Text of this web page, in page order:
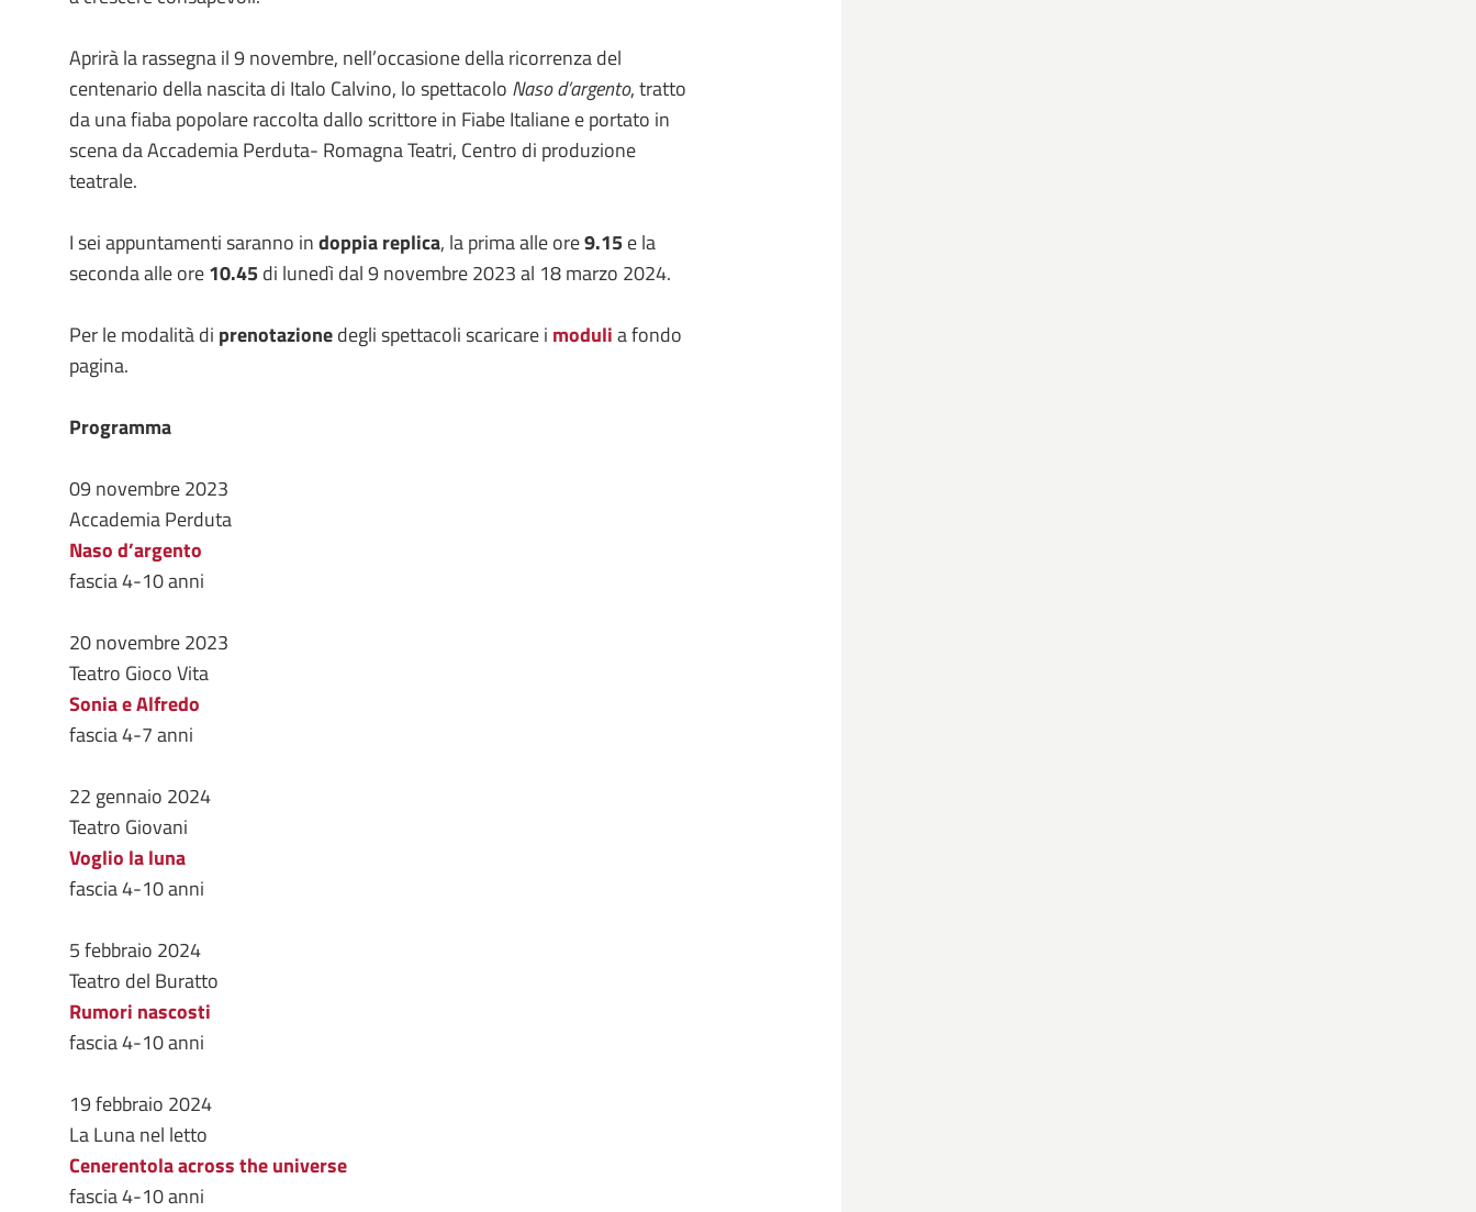
Aprirà la rassegna il 9 novembre, nell’occasione della ricorrenza del
centenario della nascita di Italo Calvino, lo spettacolo Naso d’argento, tratto
da una fiaba popolare raccolta dallo scrittore in Fiabe Italiane e portato in
scena da Accademia Perduta- Romagna Teatri, Centro di produzione
teatrale.
I sei appuntamenti saranno indoppia replica, la prima alle ore9.15e la
seconda alle ore10.45di lunedì dal 9 novembre 2023 al 18 marzo 2024.
Per le modalità di prenotazionedegli spettacoli scaricare i modulia fondo
pagina.
Programma
09 novembre 2023
Accademia Perduta
Naso d’argento
fascia 4-10 anni
20 novembre 2023
Teatro Gioco Vita
Sonia e Alfredo
fascia 4-7 anni
22 gennaio 2024
Teatro Giovani
Voglio la luna
fascia 4-10 anni
5 febbraio 2024
Teatro del Buratto
Rumori nascosti
fascia 4-10 anni
19 febbraio 2024
La Luna nel letto
Cenerentola across the universe
fascia 4-10 anni